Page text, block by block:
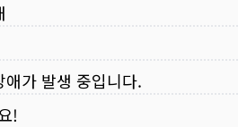
가 발생 중입니다.
!